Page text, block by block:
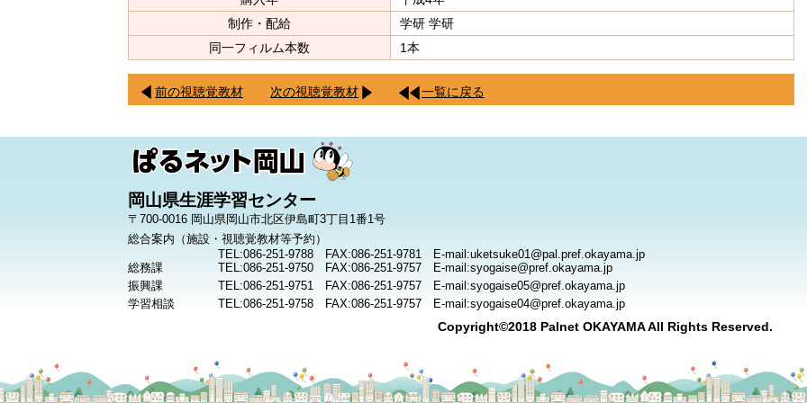
制作・配給
学研 学研
同一フィルム本数
1本
前の視聴覚教材 次の視聴覚教材 一覧に戻る
岡山県生涯学習センター
〒700-0016 岡山県岡山市北区伊島町3丁目1番1号
総合案内（施設・視聴覚教材等予約）
TEL:086-251-9788 FAX:086-251-9781 E-mail:uketsuke01@pal.pref.okayama.jp
総務課
TEL:086-251-9750 FAX:086-251-9757 E-mail:syogaise@pref.okayama.jp
振興課
TEL:086-251-9751 FAX:086-251-9757 E-mail:syogaise05@pref.okayama.jp
学習相談
TEL:086-251-9758 FAX:086-251-9757 E-mail:syogaise04@pref.okayama.jp
Copyright©2018 Palnet OKAYAMA All Rights Reserved.